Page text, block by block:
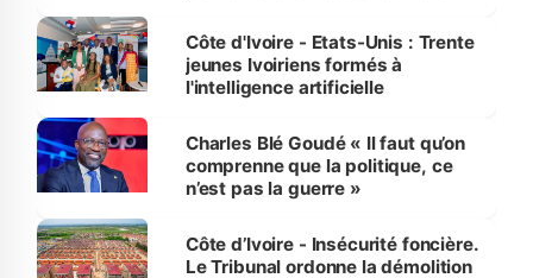
Côte d'Ivoire - Etats-Unis : Trente
jeunes Ivoiriens formés à
l'intelligence artificielle
Charles Blé Goudé « Il faut qu’on
comprenne que la politique, ce
n’est pas la guerre »
Côte d’Ivoire - Insécurité foncière.
Le Tribunal ordonne la démolition